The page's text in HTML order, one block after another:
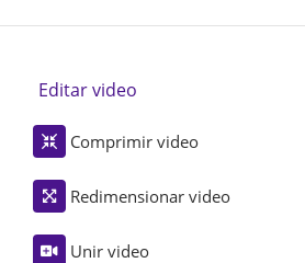
Editar video
Comprimir video
Redimensionar video
Unir video